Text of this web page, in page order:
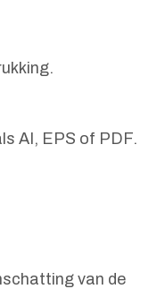
AI, EPS of PDF.
van de